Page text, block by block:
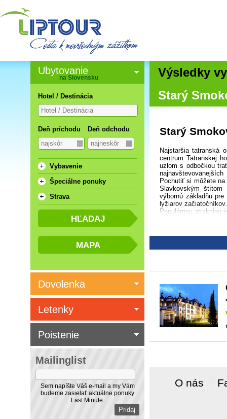
Výsledky
Starý
Starý
Najstaršia tatranská
centrum Tatranskej
uzlom s odbočkou
Pochutiť si môžete
Slavkovským štítom
výbornú základňu
lyžiarov začiatočníkov.
Populárnou atrakciou
O nás
Ubytovanie
na Slovensku
Hotel / Destinácia
Deň príchodu Deň odchodu
Vybavenie
Špeciálne ponuky
Strava
Dovolenka
Mailinglist
Sem napíšte Váš e-mail a my Vám
budeme zasielať aktuálne ponuky
Last Minute.
Letenky
Poistenie